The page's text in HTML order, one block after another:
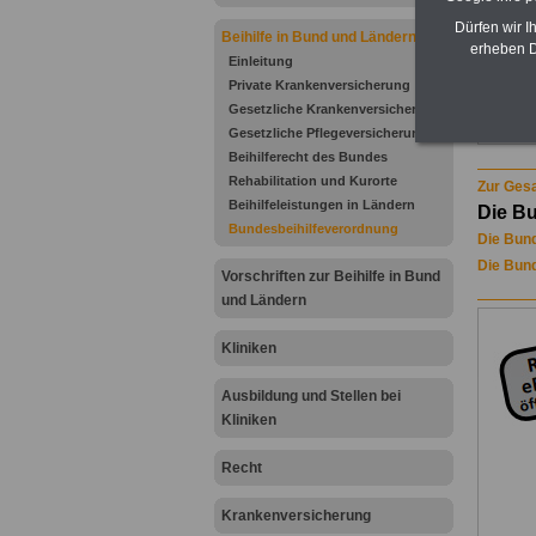
Beihilfe in Bund und Ländern
Einleitung
Private Krankenversicherung
Gesetzliche Krankenversicherung
Gesetzliche Pflegeversicherung
Beihilferecht des Bundes
Rehabilitation und Kurorte
Beihilfeleistungen in Ländern
Bundesbeihilfeverordnung
Vorschriften zur Beihilfe in Bund
und Ländern
Kliniken
Ausbildung und Stellen bei
Kliniken
Recht
Krankenversicherung
Zur
Die
Die
Die
Dürfen wir
erheben